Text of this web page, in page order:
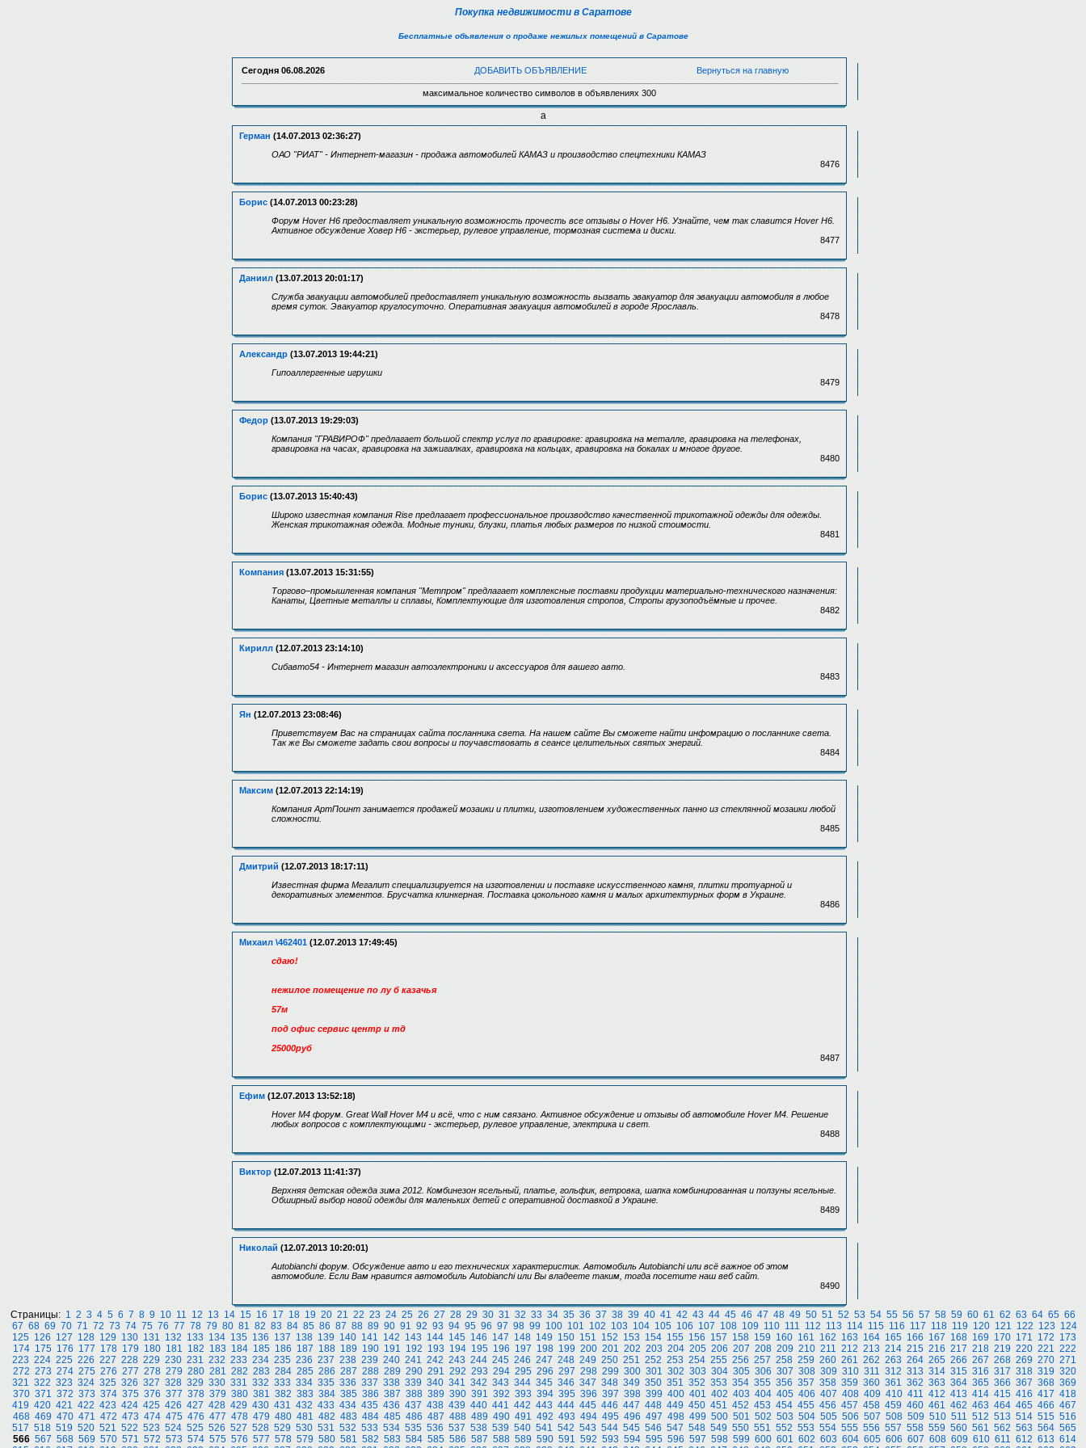
Покупка недвижимости в Саратове
Бесплатные объявления о продаже нежилых помещений в Саратове
Сегодня 06.08.2026 ДОБАВИТЬ ОБЪЯВЛЕНИЕ Вернуться на главную
максимальное количество символов в объявлениях 300
а
Герман (14.07.2013 02:36:27)
ОАО "РИАТ" - Интернет-магазин - продажа автомобилей КАМАЗ и производство спецтехники КАМАЗ
8476
Борис (14.07.2013 00:23:28)
Форум Hover H6 предоставляет уникальную возможность прочесть все отзывы о Hover H6. Узнайте, чем так славится Hover H6.
Активное обсуждение Ховер H6 - экстерьер, рулевое управление, тормозная система и диски.
8477
Даниил (13.07.2013 20:01:17)
Служба эвакуации автомобилей предоставляет уникальную возможность вызвать эвакуатор для эвакуации автомобиля в любое
время суток. Эвакуатор круглосуточно. Оперативная эвакуация автомобилей в городе Ярославль.
8478
Александр (13.07.2013 19:44:21)
Гипоаллергенные игрушки
8479
Федор (13.07.2013 19:29:03)
Компания "ГРАВИРОФ" предлагает большой спектр услуг по гравировке: гравировка на металле, гравировка на телефонах,
гравировка на часах, гравировка на зажигалках, гравировка на кольцах, гравировка на бокалах и многое другое.
8480
Борис (13.07.2013 15:40:43)
Широко известная компания Rise предлагает профессиональное производство качественной трикотажной одежды для одежды.
Женская трикотажная одежда. Модные туники, блузки, платья любых размеров по низкой стоимости.
8481
Компания (13.07.2013 15:31:55)
Торгово–промышленная компания "Метпром" предлагает комплексные поставки продукции материально-технического назначения:
Канаты, Цветные металлы и сплавы, Комплектующие для изготовления стропов, Стропы грузоподъёмные и прочее.
8482
Кирилл (12.07.2013 23:14:10)
Сибавто54 - Интернет магазин автоэлектроники и аксессуаров для вашего авто.
8483
Ян (12.07.2013 23:08:46)
Приветствуем Вас на страницах сайта посланника света. На нашем сайте Вы сможете найти инфомрацию о посланнике света.
Так же Вы сможете задать свои вопросы и поучавствовать в сеансе целительных святых энергий.
8484
Максим (12.07.2013 22:14:19)
Компания АртПоинт занимается продажей мозаики и плитки, изготовлением художественных панно из стеклянной мозаики любой
сложности.
8485
Дмитрий (12.07.2013 18:17:11)
Известная фирма Мегалит специализируется на изготовлении и поставке искусственного камня, плитки тротуарной и
декоративных элементов. Брусчатка клинкерная. Поставка цокольного камня и малых архитектурных форм в Украине.
8486
Михаил \462401 (12.07.2013 17:49:45)
сдаю!
нежилое помещение по лу б казачья
57м
под офис сервис центр и тд
25000руб
8487
Ефим (12.07.2013 13:52:18)
Hover M4 форум. Great Wall Hover M4 и всё, что с ним связано. Активное обсуждение и отзывы об автомобиле Hover M4. Решение
любых вопросов с комплектующими - экстерьер, рулевое управление, электрика и свет.
8488
Виктор (12.07.2013 11:41:37)
Верхняя детская одежда зима 2012. Комбинезон ясельный, платье, гольфик, ветровка, шапка комбинированная и ползуны ясельные.
Обширный выбор новой одежды для маленьких детей с оперативной доставкой в Украине.
8489
Николай (12.07.2013 10:20:01)
Autobianchi форум. Обсуждение авто и его технических характеристик. Автомобиль Autobianchi или всё важное об этом
автомобиле. Если Вам нравится автомобиль Autobianchi или Вы владеете таким, тогда посетите наш веб сайт.
8490
Страницы: 1 2 3 4 5 6 7 8 9 10 11 12 13 14 15 16 17 18 19 20 21 22 23 24 25 26 27 28 29 30 31 32 33 34 35 36 37 38 39 40 41 42 43 44 45 46 47 48 49 50 51 52 53 54 55 56 57 58 59 60 61 62 63 64 65 66
67 68 69 70 71 72 73 74 75 76 77 78 79 80 81 82 83 84 85 86 87 88 89 90 91 92 93 94 95 96 97 98 99 100 101 102 103 104 105 106 107 108 109 110 111 112 113 114 115 116 117 118 119 120 121 122 123 124
125 126 127 128 129 130 131 132 133 134 135 136 137 138 139 140 141 142 143 144 145 146 147 148 149 150 151 152 153 154 155 156 157 158 159 160 161 162 163 164 165 166 167 168 169 170 171 172 173
174 175 176 177 178 179 180 181 182 183 184 185 186 187 188 189 190 191 192 193 194 195 196 197 198 199 200 201 202 203 204 205 206 207 208 209 210 211 212 213 214 215 216 217 218 219 220 221 222
223 224 225 226 227 228 229 230 231 232 233 234 235 236 237 238 239 240 241 242 243 244 245 246 247 248 249 250 251 252 253 254 255 256 257 258 259 260 261 262 263 264 265 266 267 268 269 270 271
272 273 274 275 276 277 278 279 280 281 282 283 284 285 286 287 288 289 290 291 292 293 294 295 296 297 298 299 300 301 302 303 304 305 306 307 308 309 310 311 312 313 314 315 316 317 318 319 320
321 322 323 324 325 326 327 328 329 330 331 332 333 334 335 336 337 338 339 340 341 342 343 344 345 346 347 348 349 350 351 352 353 354 355 356 357 358 359 360 361 362 363 364 365 366 367 368 369
370 371 372 373 374 375 376 377 378 379 380 381 382 383 384 385 386 387 388 389 390 391 392 393 394 395 396 397 398 399 400 401 402 403 404 405 406 407 408 409 410 411 412 413 414 415 416 417 418
419 420 421 422 423 424 425 426 427 428 429 430 431 432 433 434 435 436 437 438 439 440 441 442 443 444 445 446 447 448 449 450 451 452 453 454 455 456 457 458 459 460 461 462 463 464 465 466 467
468 469 470 471 472 473 474 475 476 477 478 479 480 481 482 483 484 485 486 487 488 489 490 491 492 493 494 495 496 497 498 499 500 501 502 503 504 505 506 507 508 509 510 511 512 513 514 515 516
517 518 519 520 521 522 523 524 525 526 527 528 529 530 531 532 533 534 535 536 537 538 539 540 541 542 543 544 545 546 547 548 549 550 551 552 553 554 555 556 557 558 559 560 561 562 563 564 565
566 567 568 569 570 571 572 573 574 575 576 577 578 579 580 581 582 583 584 585 586 587 588 589 590 591 592 593 594 595 596 597 598 599 600 601 602 603 604 605 606 607 608 609 610 611 612 613 614